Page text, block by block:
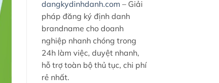
dangkydinhdanh.com – Giải
pháp đăng ký định danh
brandname cho doanh
nghiệp nhanh chóng trong
24h làm việc, duyệt nhanh,
hỗ trợ toàn bộ thủ tục, chi phí
rẻ nhất.